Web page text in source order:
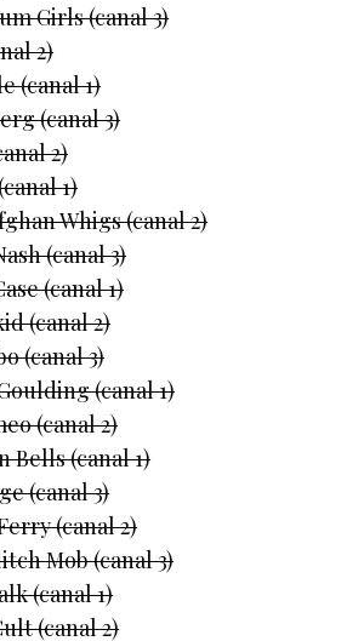
Girls (canal 3)
2)
(canal 1)
(canal 3)
2)
1)
Whigs (canal 2)
(canal 3)
(canal 1)
(canal 2)
(canal 3)
(canal 1)
(canal 2)
Bells (canal 1)
(canal 3)
(canal 2)
Mob (canal 3)
(canal 1)
(canal 2)